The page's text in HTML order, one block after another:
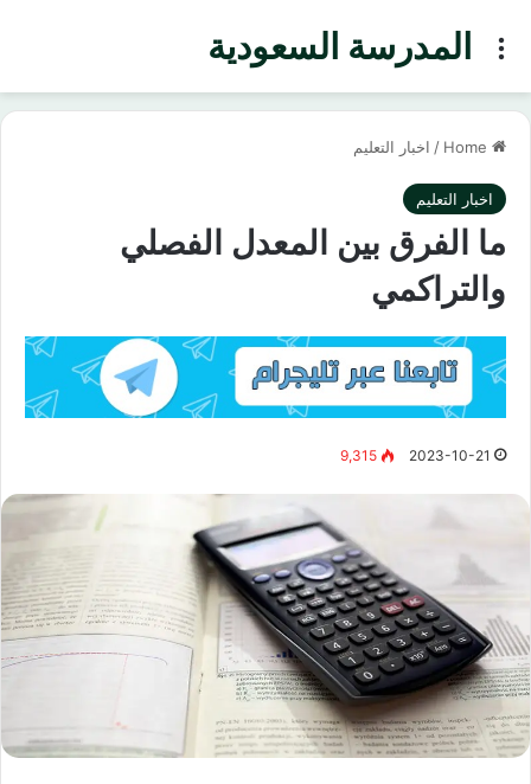
المدرسة السعوديةMenu
/ اخبار التعليم
اخبار التعليم
ما الفرق بين المعدل الفصلي
والتراكمي
2023-10-21
9,315